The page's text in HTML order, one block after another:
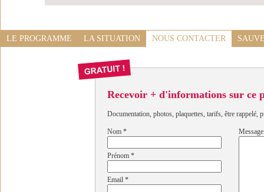
LE PROGRAMME LA SITUATION NOUS CONTACTER
Recevoir + d'informations sur ce
Documentation, photos, plaquettes, tarifs, être rappelé,
Nom *
Prénom *
Email *
Message